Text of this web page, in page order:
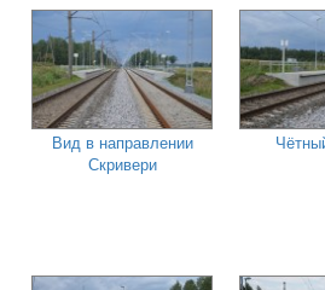
Вид в направлении
Скривери